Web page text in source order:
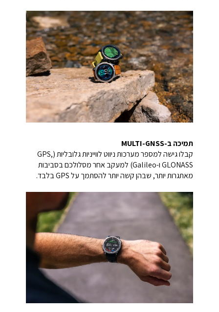
תמיכה ב-MULTI-GNSS
קבלו גישה למספר מערכות ניווט לווייניות גלובליות (GPS,
GLONASS ו-Galileo) למעקב אחר מסלולכם בסביבות
מאתגרות יותר, שבהן קשה יותר להסתמך על GPS בלבד.